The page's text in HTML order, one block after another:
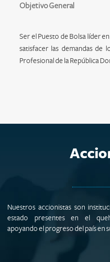
Objetivo General
Ser el Puesto de Bolsa líder
satisfacer las demandas de
Profesional de la República
Nuestros accionistas son
estado presentes en el
apoyando el progreso del país en